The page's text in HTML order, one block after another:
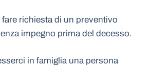
richiesta di un preventivo
impegno prima del decesso.
in famiglia una persona